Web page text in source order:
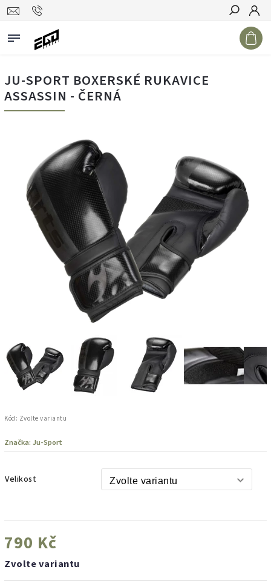
Hledat
JU-SPORT BOXERSKÉ RUKAVICE
ASSASSIN - ČERNÁ
Kód: Zvolte variantu
Značka: Ju-Sport
Velikost
790 Kč
Zvolte variantu